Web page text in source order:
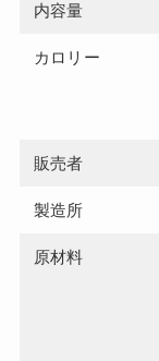
内容量
カロリー
販売者
製造所
原材料